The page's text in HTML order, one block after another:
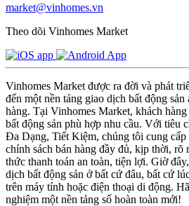
market@vinhomes.vn
Theo dõi Vinhomes Market
Vinhomes Market được ra đời và phát
đến một nền tảng giao dịch bất động
hàng. Tại Vinhomes Market, khách
bất động sản phù hợp nhu cầu. Với tiêu
Đa Dạng, Tiết Kiệm, chúng tôi cung
chính sách bán hàng đầy đủ, kịp thời, rõ
thức thanh toán an toàn, tiện lợi. Giờ
dịch bất động sản ở bất cứ đâu, bất cứ
trên máy tính hoặc điện thoại di động.
nghiệm một nền tảng số hoàn toàn mới!